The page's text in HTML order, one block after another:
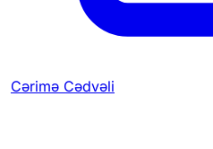
Cərimə Cədvəli